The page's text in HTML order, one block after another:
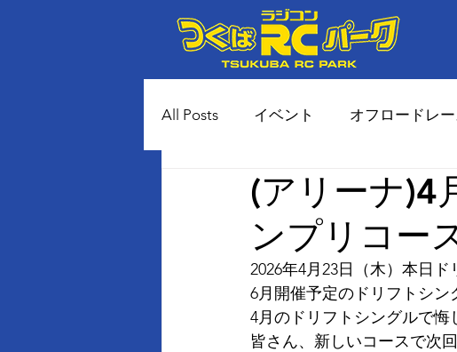
All Posts イベント オフロードレ
80年代風 土コースイベント メデ
(アリーナ)4
ンプリコー
2026年4月23日（木）本日
6月開催予定のドリフトシン
4月のドリフトシングルで
皆さん、新しいコースで次